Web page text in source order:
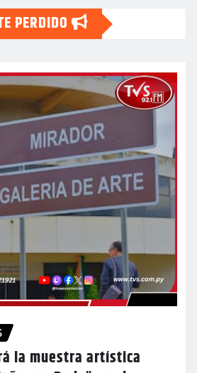
PERDIDO
la muestra artística